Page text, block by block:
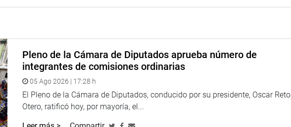
8.30 de la mañana en sala 1 del edificio Víctor Raúl Haya de la Torre.
mesa de trabajo sobre el GLP en Loreto. En la Sala 5 del edificio de
Gustavo Mohme, ofecerá una conferencia de prensa convocada por la
para anunciar el festival ecoturístico XI Chaccu de Vicuñas y IV Rural
exposición fotográfica en la Sala Luna Pizarro.
conferencia magistral «Nuevas políticas de modernización de estructuras
Lugar: Sala «Raúl Porras Barrenechea».
Pleno de la Cámara de Diputados aprueba número de
integrantes de comisiones ordinarias
05 Ago 2026 | 17:28 h
El Pleno de la Cámara de Diputados, conducido por su presidente, Oscar Reto
Otero, ratificó hoy, por mayoría, el...